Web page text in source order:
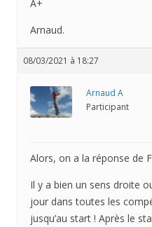
A+
Arnaud.
08/03/2021 à 18:27
Arnaud A
Participant
Alors, on a la réponse de
Il y a bien un sens droite
jour dans toutes les
jusqu’au start ! Après le